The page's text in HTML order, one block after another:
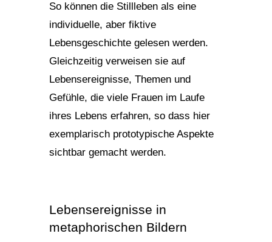
So können die Stillleben als eine
individuelle, aber fiktive
Lebensgeschichte gelesen werden.
Gleichzeitig verweisen sie auf
Lebensereignisse, Themen und
Gefühle, die viele Frauen im Laufe
ihres Lebens erfahren, so dass hier
exemplarisch prototypische Aspekte
sichtbar gemacht werden.
Lebensereignisse in
metaphorischen Bildern